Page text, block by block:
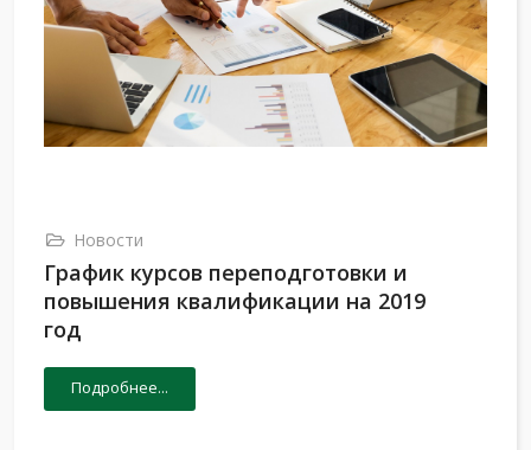
Новости
График курсов переподготовки и
повышения квалификации на 2019
год
Подробнее...